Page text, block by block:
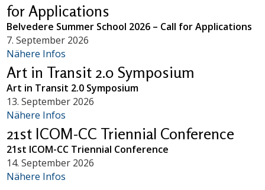
for Applications
Belvedere Summer School 2026 – Call for Applications
7. September 2026
Nähere Infos
Art in Transit 2.0 Symposium
Art in Transit 2.0 Symposium
13. September 2026
Nähere Infos
21st ICOM-CC Triennial Conference
21st ICOM-CC Triennial Conference
14. September 2026
Nähere Infos